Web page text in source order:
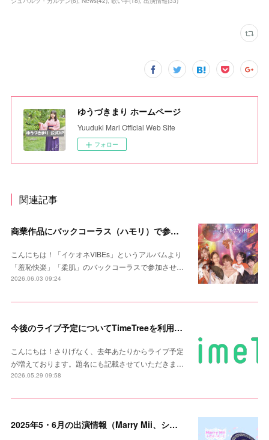
ゆうづきまり ホームページ
Yuuduki Mari Official Web Site
フォロー
関連記事
商業作品にバックコーラス（ハモリ）で参加しました！
こんにちは！「イケオネVIBEs」というアルバムより
「羞恥快楽」「柔肌」のバックコーラスで参加させ…
2026.06.03 09:24
今後のライブ予定についてTimeTreeを利用します
こんにちは！さりげなく、去年あたりからライブ予定
が増えております。題名にも記載させていただきま…
2026.05.29 09:58
2025年5・6月の出演情報（Marry Mii、シュバルツ・ガルテン）追加